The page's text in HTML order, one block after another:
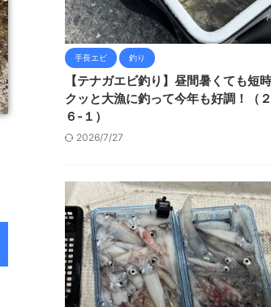
手長エビ 釣り
【テナガエビ釣り】昼間暑くても短
クッと大漁に釣って今年も好調！（
６-１）
2026/7/27